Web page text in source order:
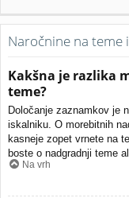
Naročnine na teme
Kakšna je razlika
teme?
Določanje zaznamkov je
iskalniku. O morebitnih
kasneje zopet vrnete na
boste o nadgradnji teme
Na vrh